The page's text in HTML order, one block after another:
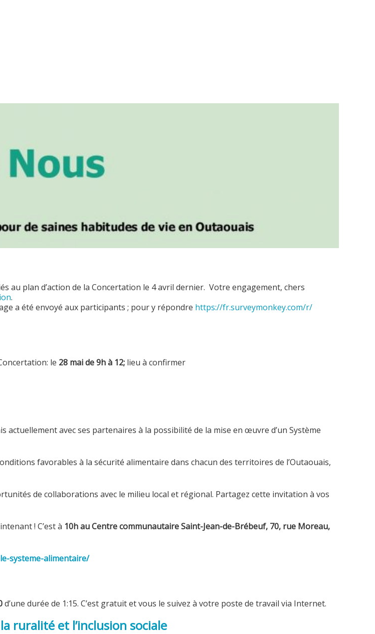
au plan d’action de la Concertation le 4 avril dernier. Votre engagement, chers
.
a été envoyé aux participants ; pour y répondre https://fr.surveymonkey.com/r/
le 28 mai de 9h à 12; lieu à confirmer
avec ses partenaires à la possibilité de la mise en œuvre d’un Système
favorables à la sécurité alimentaire dans chacun des territoires de l’Outaouais,
de collaborations avec le milieu local et régional. Partagez cette invitation à vos
! C’est à 10h auCentre communautaire Saint-Jean-de-Brébeuf, 70, rue Moreau,
systeme-alimentaire/
d’une durée de 1:15. C’est gratuit et vous le suivez à votre poste de travail via Internet.
ruralité et l’inclusion sociale